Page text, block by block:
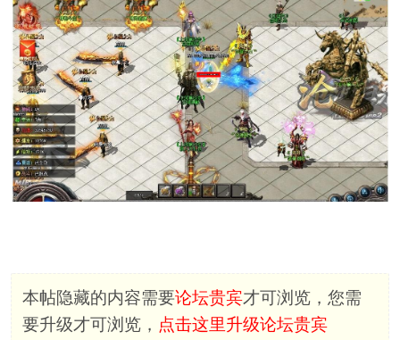
本帖隐藏的内容需要论坛贵宾才可浏览，您需
要升级才可浏览， 点击这里升级论坛贵宾